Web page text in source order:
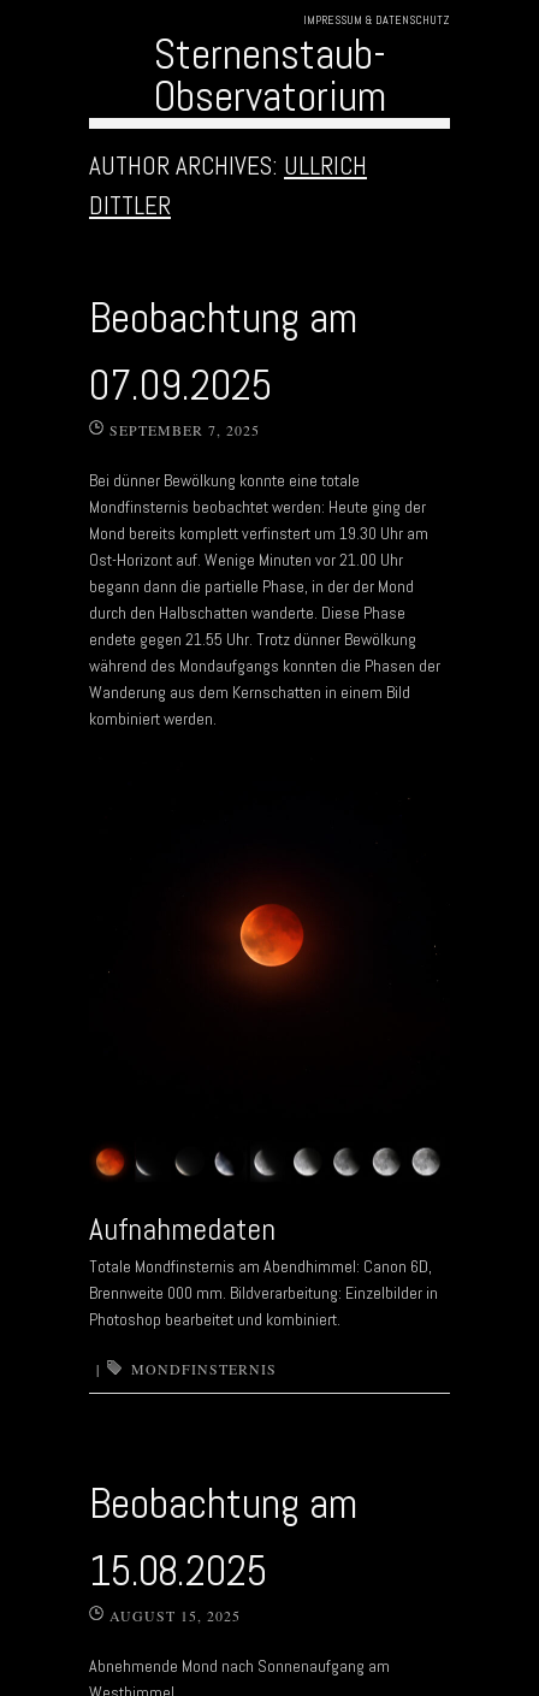
IMPRESSUM & DATENSCHUTZ
Sternenstaub-
Observatorium
AUTHOR ARCHIVES: ULLRICH
DITTLER
Beobachtung am
07.09.2025
SEPTEMBER 7, 2025
Bei dünner Bewölkung konnte eine totale
Mondfinsternis beobachtet werden: Heute ging der
Mond bereits komplett verfinstert um 19.30 Uhr am
Ost-Horizont auf. Wenige Minuten vor 21.00 Uhr
begann dann die partielle Phase, in der der Mond
durch den Halbschatten wanderte. Diese Phase
endete gegen 21.55 Uhr. Trotz dünner Bewölkung
während des Mondaufgangs konnten die Phasen der
Wanderung aus dem Kernschatten in einem Bild
kombiniert werden.
Aufnahmedaten
Totale Mondfinsternis am Abendhimmel: Canon 6D,
Brennweite 000 mm. Bildverarbeitung: Einzelbilder in
Photoshop bearbeitet und kombiniert.
| MONDFINSTERNIS
Beobachtung am
15.08.2025
AUGUST 15, 2025
Abnehmende Mond nach Sonnenaufgang am